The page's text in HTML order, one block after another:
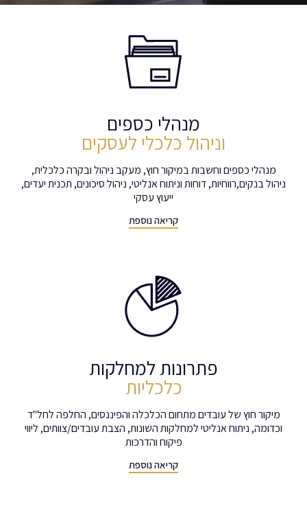
מנהלי כספים
וניהול כלכלי לעסקים
מנהלי כספים וחשבות במיקור חוץ, מעקב ניהול ובקרה כלכלית,
ניהול בנקים,רווחיות, דוחות וניתוח אנליטי, ניהול סיכונים, תכנית יעדים,
ייעוץ עסקי
קריאה נוספת
פתרונות למחלקות
כלכליות
מיקור חוץ של עובדים מתחום הכלכלה והפיננסים, החלפה לחל"ד
וכדומה, ניתוח אנליטי למחלקות השונות, הצבת עובדים/צוותים, ליווי
פיקוח והדרכות
קריאה נוספת